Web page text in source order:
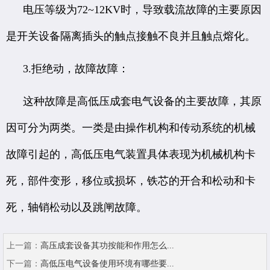
电压等级为72~12KV时，导致载流故障的主要原因
是开关设备隔离插头的触点接触不良并且触点熔化。
3.拒绝动，故障故障：
这种故障是高低压成套电气设备的主要故障，其原
因可分为两类。一类是由操作机构和传动系统的机械
故障引起的， 高低压电气装置具体表现为机械机构卡
死，部件变形，移位或损坏，铁芯的开合和松动和卡
死，轴销松动以及跳闸故障。
上一篇： 高压成套设备其功按能和作用怎么...
下一篇： 高低压电气设备使用环境有哪些要...